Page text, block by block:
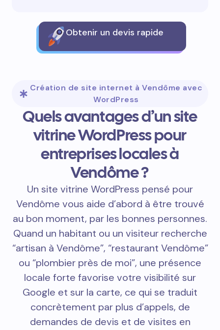
Obtenir un devis rapide
Création de site internet à Vendôme avec
WordPress
Quels avantages d’un site
vitrine WordPress pour
entreprises locales à
Vendôme ?
Un site vitrine WordPress pensé pour
Vendôme vous aide d’abord à être trouvé
au bon moment, par les bonnes personnes.
Quand un habitant ou un visiteur recherche
“artisan à Vendôme”, “restaurant Vendôme”
ou “plombier près de moi”, une présence
locale forte favorise votre visibilité sur
Google et sur la carte, ce qui se traduit
concrètement par plus d’appels, de
demandes de devis et de visites en